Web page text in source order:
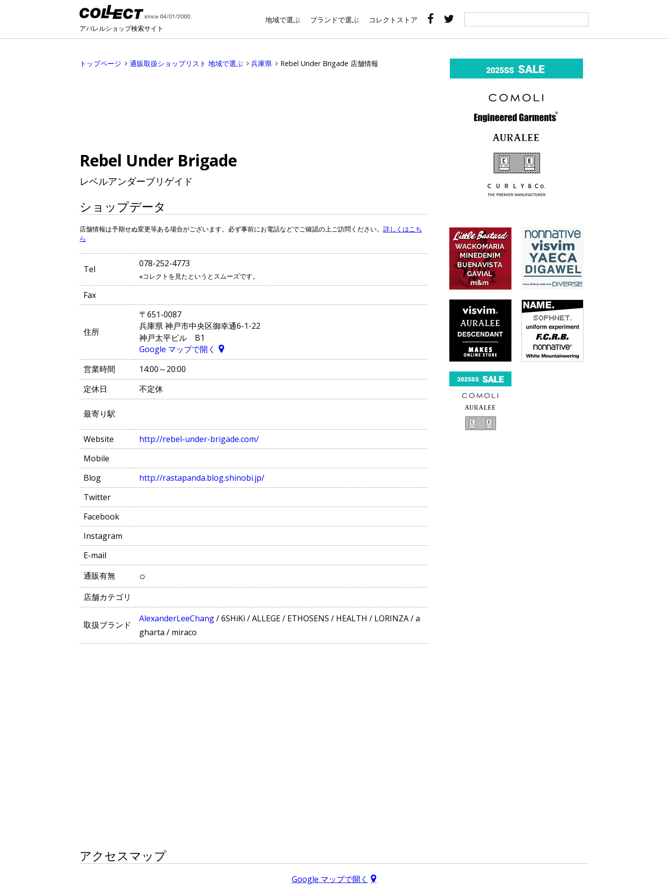
アパレルショップ検索サイト
地域で選ぶ ブランドで選ぶ コレクトストア
トップページ 通販取扱ショップリスト 地域で選ぶ 兵庫県 Rebel Under Brigade 店舗情報
Rebel Under Brigade
レベルアンダーブリゲイド
ショップデータ
店舗情報は予期せぬ変更等ある場合がございます。必ず事前にお電話などでご確認の上ご訪問ください。 詳しくはこち
ら
Tel
078-252-4773
※コレクトを見たというとスムーズです。
Fax
住所
〒651-0087
兵庫県 神戸市中央区御幸通6-1-22
神戸太平ビル B1
Google マップで開く
営業時間
14:00～20:00
定休日
不定休
最寄り駅
Website
http://rebel-under-brigade.com/
Mobile
Blog
http://rastapanda.blog.shinobi.jp/
Twitter
Facebook
Instagram
E-mail
通販有無
○
店舗カテゴリ
取扱ブランド
AlexanderLeeChang/6SHiKi /ALLEGE/ ETHOSENS / HEALTH / LORINZA/a
gharta / miraco
アクセスマップ
Google マップで開く